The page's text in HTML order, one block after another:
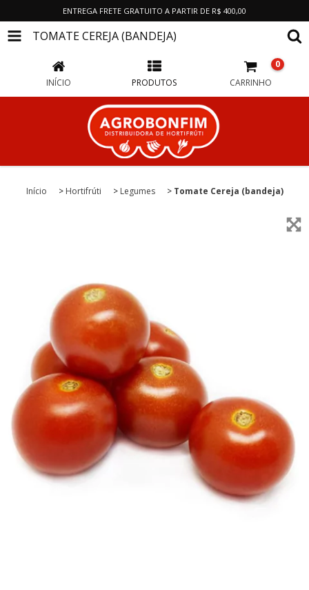
ENTREGA FRETE GRATUITO A PARTIR DE R$ 400,00
TOMATE CEREJA (BANDEJA)
INÍCIO PRODUTOS CARRINHO
0
Início > Hortifrúti > Legumes > Tomate Cereja (bandeja)